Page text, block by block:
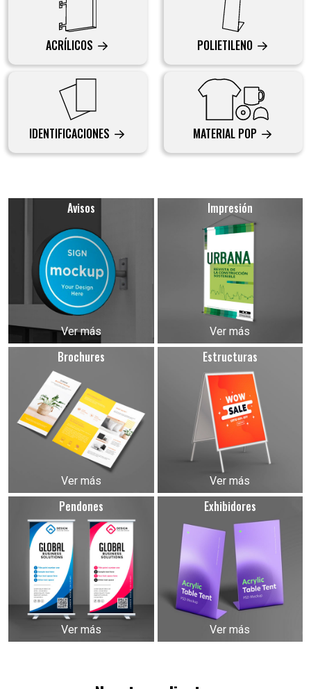
ACRÍLICOS POLIETILENO
IDENTIFICACIONES MATERIAL POP
Avisos
Ver más
Impresión
Ver más
Brochures
Ver más
Estructuras
Ver más
Pendones
Ver más
Exhibidores
Ver más